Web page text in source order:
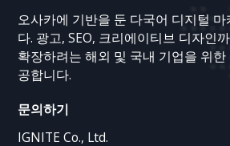
오사카에 기반을 둔 다국어 디지털
다. 광고, SEO, 크리에이티브 디자인
확장하려는 해외 및 국내 기업을 위
공합니다.
문의하기
IGNITE Co., Ltd.